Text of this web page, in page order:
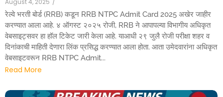
August 4, 2025 /
रेल्वे भरती बोर्ड (RRB) कडून RRB NTPC Admit Card 2025 अखेर जाहीर
करण्यात आला आहे. ४ ऑगस्ट २०२५ रोजी, RRB ने आपापल्या विभागीय अधिकृत
वेबसाइट्सवर हा हॉल टिकेट जारी केला आहे. याआधी २९ जुलै रोजी परीक्षा शहर व
दिनांकाची माहिती देणारा लिंक प्रसिद्ध करण्यात आला होता. आता उमेदवारांना अधिकृत
वेबसाइटवरून RRB NTPC Admit...
Read More